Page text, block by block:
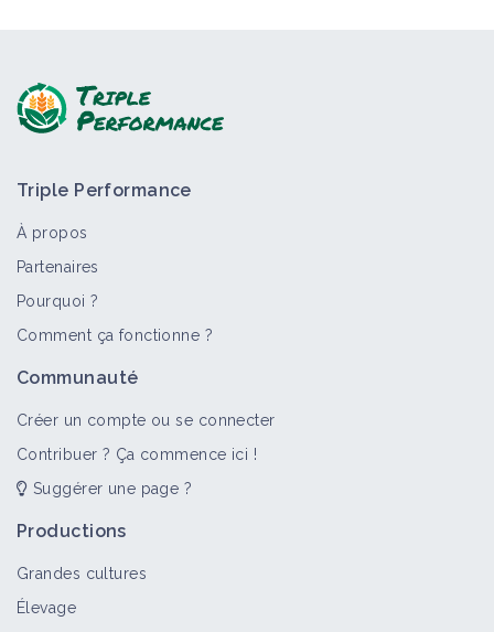
Triple Performance
À propos
Partenaires
Pourquoi ?
Comment ça fonctionne ?
Communauté
Créer un compte ou se connecter
Contribuer ? Ça commence ici !
Suggérer une page ?
Productions
Grandes cultures
Élevage